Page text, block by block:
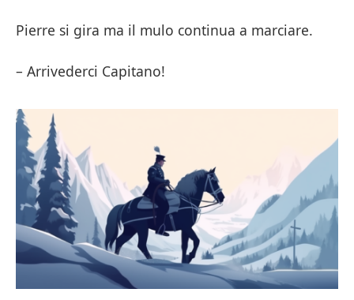
Pierre si gira ma il mulo continua a marciare.
– Arrivederci Capitano!